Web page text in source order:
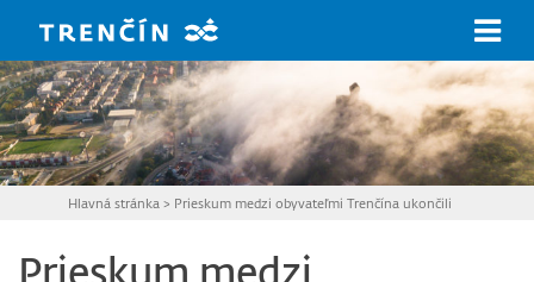
Hlavná stránka > Prieskum medzi obyvateľmi Trenčína ukončili
Prieskum medzi